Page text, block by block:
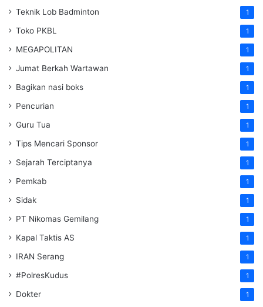
Teknik Lob Badminton 1
Toko PKBL 1
MEGAPOLITAN 1
Jumat Berkah Wartawan 1
Bagikan nasi boks 1
Pencurian 1
Guru Tua 1
Tips Mencari Sponsor 1
Sejarah Terciptanya 1
Pemkab 1
Sidak 1
PT Nikomas Gemilang 1
Kapal Taktis AS 1
IRAN Serang 1
#PolresKudus 1
Dokter 1